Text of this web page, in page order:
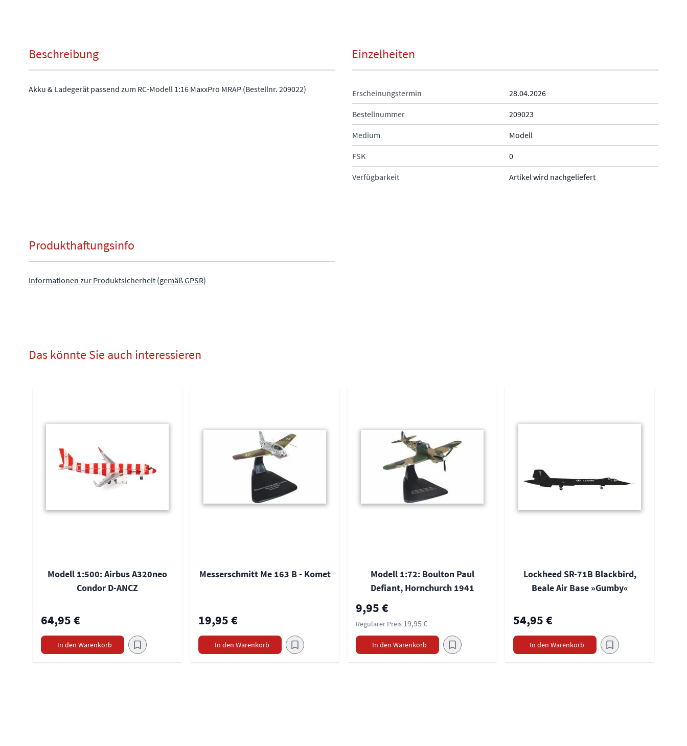
Beschreibung
Akku & Ladegerät passend zum RC-Modell 1:16 MaxxPro MRAP (Bestellnr. 209022)
Einzelheiten
Erscheinungstermin 28.04.2026
Bestellnummer 209023
Medium Modell
FSK 0
Verfügbarkeit Artikel wird nachgeliefert
Produkthaftungsinfo
Informationen zur Produktsicherheit (gemäß GPSR)
Das könnte Sie auch interessieren
Modell 1:500: Airbus A320neo
Condor D-ANCZ
64,95 €
In den Warenkorb
Messerschmitt Me 163 B - Komet
19,95 €
In den Warenkorb
Modell 1:72: Boulton Paul
Defiant, Hornchurch 1941
Sonderpreis
9,95 €
Regulärer Preis 19,95 €
In den Warenkorb
Lockheed SR-71B Blackbird,
Beale Air Base »Gumby«
54,95 €
In den Warenkorb